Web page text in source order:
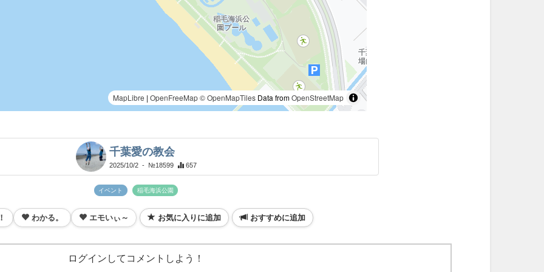
MapLibre | OpenFreeMap© OpenMapTiles Data fromOpenStreetMap
千葉愛の教会
2025/10/2 - №18599 657
イベント 稲毛海浜公園
わかる。 エモいぃ～ お気に入りに追加 おすすめに追加
ログインしてコメントしよう！